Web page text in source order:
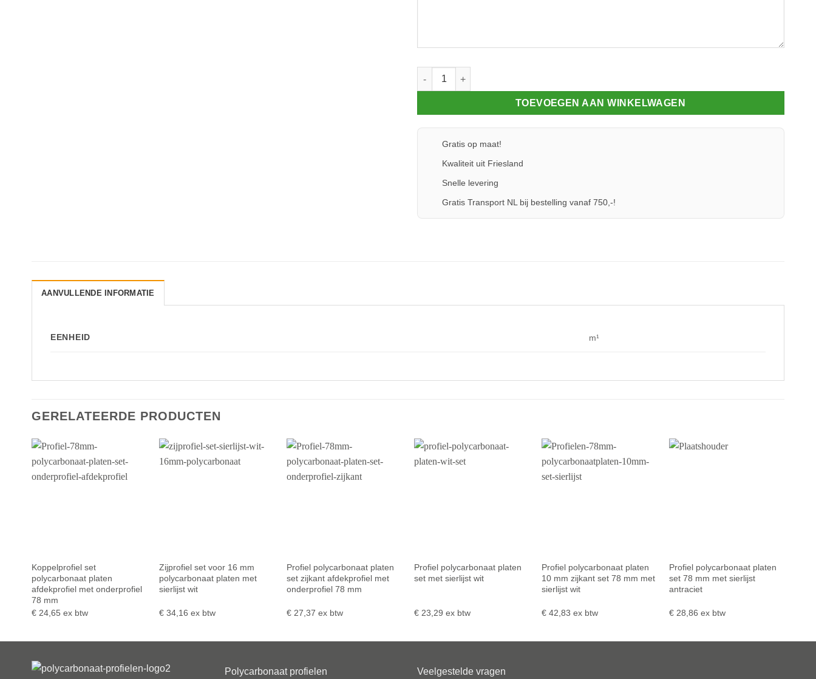
Koppelprofiel polycarbonaat platen afdekprofiel 78 mm met oplegrubber aantal
TOEVOEGEN AAN WINKELWAGEN
Gratis op maat!
Kwaliteit uit Friesland
Snelle levering
Gratis Transport NL bij bestelling vanaf 750,-!
AANVULLENDE INFORMATIE
EENHEID m¹
GERELATEERDE PRODUCTEN
Koppelprofiel set
polycarbonaat platen
afdekprofiel met onderprofiel
78 mm
€24,65 ex btw
Zijprofiel set voor 16 mm
polycarbonaat platen met
sierlijst wit
€34,16 ex btw
Profiel polycarbonaat platen
set zijkant afdekprofiel met
onderprofiel 78 mm
€27,37 ex btw
Profiel polycarbonaat platen
set met sierlijst wit
€23,29 ex btw
Profiel polycarbonaat platen
10 mm zijkant set 78 mm met
sierlijst wit
€42,83 ex btw
Profiel polycarbonaat platen
set 78 mm met sierlijst
antraciet
€28,86 ex btw
Polycarbonaat profielen Veelgestelde vragen